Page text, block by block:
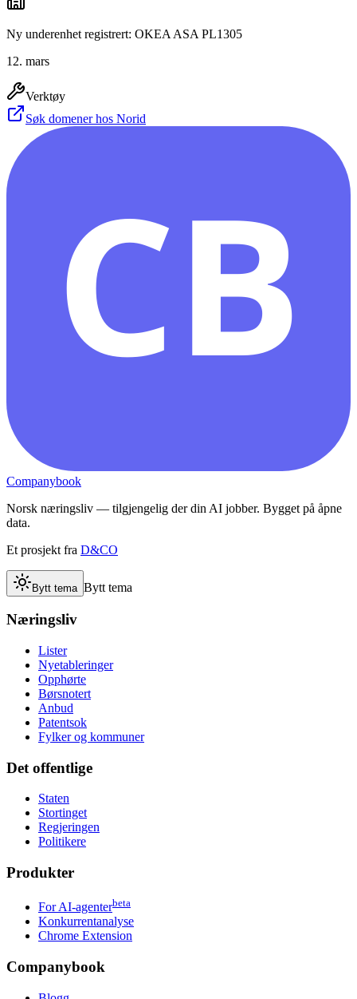
Ny underenhet registrert: OKEA ASA PL1305
12. mars
Verktøy
Søk domener hos Norid
CB
Companybook
Norsk næringsliv — tilgjengelig der din AI jobber. Bygget på åpne
data.
Et prosjekt fra D&CO
Bytt tema Bytt tema
Næringsliv
Lister
Nyetableringer
Opphørte
Børsnotert
Anbud
Patentsok
Fylker og kommuner
Det offentlige
Staten
Stortinget
Regjeringen
Politikere
Produkter
For AI-agenterbeta
Konkurrentanalyse
Chrome Extension
Companybook